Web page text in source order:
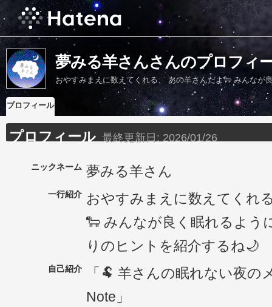
夢みる羊さんさんのプロフィ
おやすみまえに数えてくれる、 あの羊さんだよ🐑 みんなが
プロフィール
プロフィール 最終更新日: 2026/01/26
ニックネーム 夢みる羊さん
一行紹介 おやすみまえに数えてくれ
🐑 みんなが良く眠れるよう
りのヒントを紹介するね🌙
自己紹介
「🐏 羊さんの眠れない夜の
Note」